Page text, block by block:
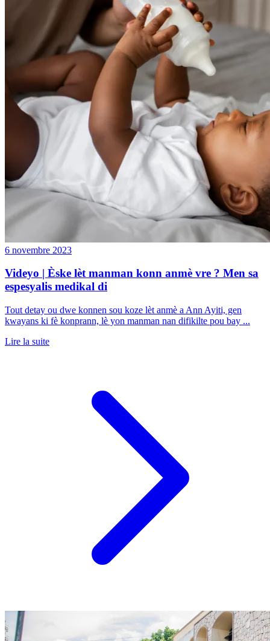
6 novembre 2023
Videyo | Èske lèt manman konn anmè vre ? Men sa
espesyalis medikal di
Tout detay ou dwe konnen sou koze lèt anmè a Ann Ayiti, gen
kwayans ki fè konprann, lè yon manman nan difikilte pou bay ...
Lire la suite